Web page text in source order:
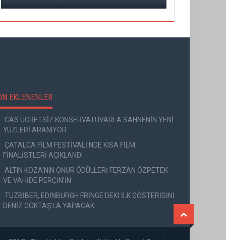
EKLENENLER
CAS ÜCRETSİZ KONSERVATUVARLA SAHNENİN YENİ
YÜZLERİ ARANIYOR
ÇATALCA FİLM FESTİVALİ'NDE KISA FİLM
FİNALİSTLERİ AÇIKLANDI
ALTIN KOZA'NIN ONUR ÖDÜLLERİ FERZAN ÖZPETEK
VE VAHİDE PERÇİN'İN
TUZBİBER, EDİNBURGH FRİNGE'DEKİ İLK GÖSTERİSİNİ
DENİZ GÖKTAŞ'LA YAPACAK